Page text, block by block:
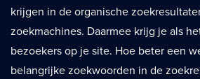
krijgen in de organische
zoekmachines. Daarmee krijg je als
bezoekers op je site. Hoe beter een
belangrijke zoekwoorden in de